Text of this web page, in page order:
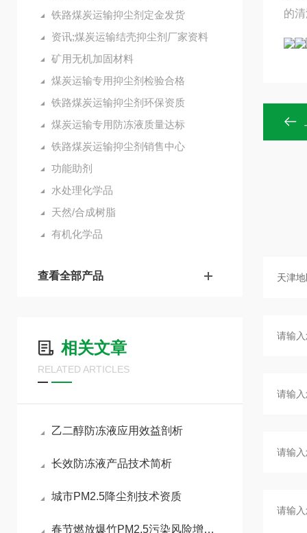
铁路煤炭运输抑尘剂定金发货
资讯;煤炭运输结壳抑尘剂厂家资料
矿用无机加固材料
煤炭运输专用抑尘剂检验合格
铁路煤炭运输抑尘剂环保资质
煤炭运输专用防冻液质量达标
铁路煤炭运输抑尘剂销售中心
功能助剂
水处理化学品
天然/合成树脂
有机化学品
查看全部产品
相关文章
RELATED ARTICLES
乙二醇防冻液应用效益剖析
长效防冻液产品技术简析
城市PM2.5降尘剂技术资质
春节燃放爆竹PM2.5污染风险增加，如何做好污染防治工作
的